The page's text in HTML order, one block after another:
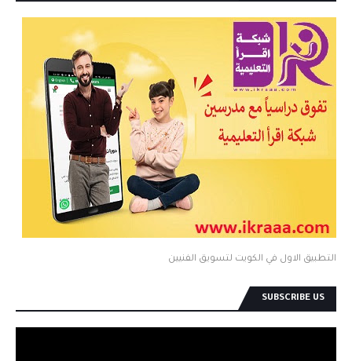
التطبيق الاول في الكويت لتسويق الفنيين
SUBSCRIBE US